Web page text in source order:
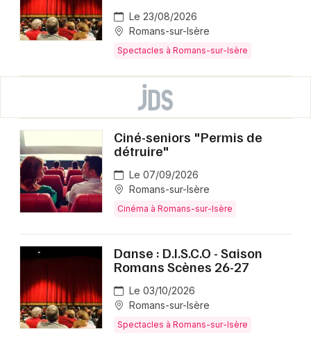
Le 23/08/2026
Romans-sur-Isère
Spectacles à Romans-sur-Isère
Ciné-seniors "Permis de
détruire"
Le 07/09/2026
Romans-sur-Isère
Cinéma à Romans-sur-Isère
Danse : D.I.S.C.O - Saison
Romans Scènes 26-27
Le 03/10/2026
Romans-sur-Isère
Spectacles à Romans-sur-Isère